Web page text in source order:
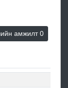
амжилт0